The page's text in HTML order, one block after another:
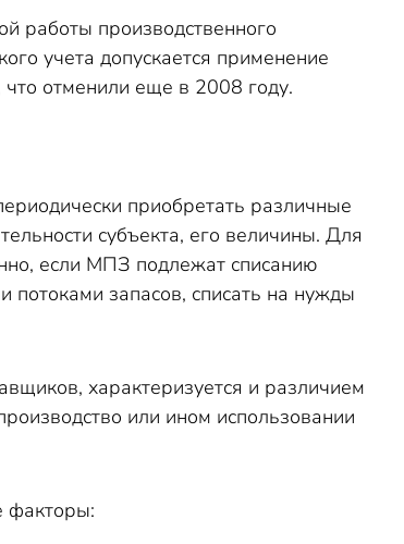
работы производственного
учета допускается применение
отменили еще в 2008 году.
приобретать различные
субъекта, его величины. Для
если МПЗ подлежат списанию
потоками запасов, списать на нужды
характеризуется и различием
или ином использовании
факторы: